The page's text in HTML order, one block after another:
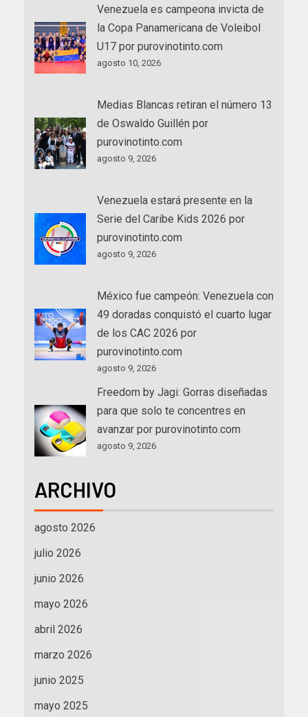
Venezuela es campeona invicta de
la Copa Panamericana de Voleibol
U17 por purovinotinto.com
agosto 10, 2026
Medias Blancas retiran el número 13
de Oswaldo Guillén por
purovinotinto.com
agosto 9, 2026
Venezuela estará presente en la
Serie del Caribe Kids 2026 por
purovinotinto.com
agosto 9, 2026
México fue campeón: Venezuela con
49 doradas conquistó el cuarto lugar
de los CAC 2026 por
purovinotinto.com
agosto 9, 2026
Freedom by Jagi: Gorras diseñadas
para que solo te concentres en
avanzar por purovinotinto.com
agosto 9, 2026
ARCHIVO
agosto 2026
julio 2026
junio 2026
mayo 2026
abril 2026
marzo 2026
junio 2025
mayo 2025